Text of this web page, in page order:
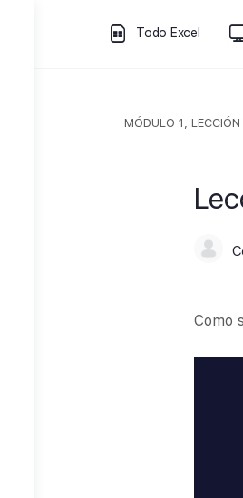
Todo Excel
MÓDULO 1, LECCIÓN
Como